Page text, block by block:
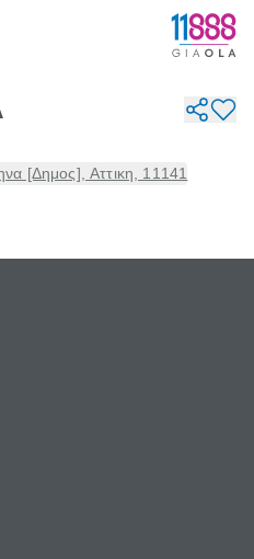
[Δημος], Αττικη, 11141